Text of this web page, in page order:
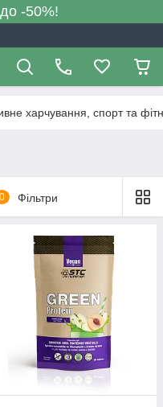
-50%!
харчування, спорт та
0 Фільтри